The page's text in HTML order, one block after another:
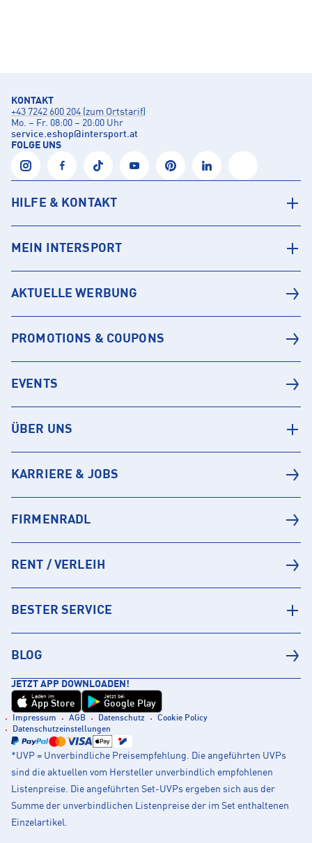
KONTAKT
+43 7242 600 204 (zum Ortstarif)
Mo. – Fr. 08:00 – 20:00 Uhr
service.eshop@intersport.at
FOLGE UNS
HILFE & KONTAKT
MEIN INTERSPORT
AKTUELLE WERBUNG
PROMOTIONS & COUPONS
EVENTS
ÜBER UNS
KARRIERE & JOBS
FIRMENRADL
RENT / VERLEIH
BESTER SERVICE
BLOG
JETZT APP DOWNLOADEN!
Laden im
App Store
Jetzt bei
Google Play
Impressum AGB Datenschutz
Cookie Policy
Datenschutzeinstellungen
*UVP = Unverbindliche Preisempfehlung. Die angeführten UVPs
sind die aktuellen vom Hersteller unverbindlich empfohlenen
Listenpreise. Die angeführten Set-UVPs ergeben sich aus der
Summe der unverbindlichen Listenpreise der im Set enthaltenen
Einzelartikel.